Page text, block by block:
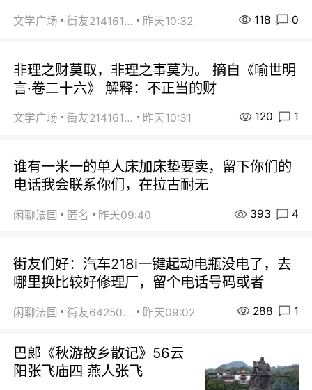
文学广场 街友21416156 昨天10:32 118 0
非理之财莫取，非理之事莫为。 摘自《喻世明
言·卷二十六》 解释：不正当的财
文学广场 街友21416156 昨天10:31 120 1
谁有一米一的单人床加床垫要卖，留下你们的
电话我会联系你们，在拉古耐无
闲聊法国 匿名 昨天09:40 393 4
街友们好：汽车218i一键起动电瓶没电了，去
哪里换比较好修理厂，留个电话号码或者
闲聊法国 街友64250024 昨天09:02 288 1
巴郞《秋游故乡散记》56云
阳张飞庙四 燕人张飞